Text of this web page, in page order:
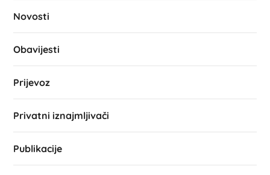
Novosti
Obavijesti
Prijevoz
Privatni iznajmljivači
Publikacije